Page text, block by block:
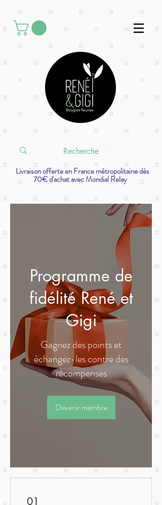
Livraison offerte en France métropolitaine dès
70€ d'achat avec Mondial Relay
Programme de
fidélité René et
Gigi
Gagnez des points et
échangez-les contre des
récompenses
Devenir membre
01